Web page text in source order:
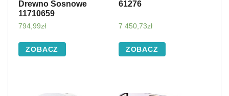
Drewno Sosnowe
11710659
794,99zł
ZOBACZ
61276
7 450,73zł
ZOBACZ